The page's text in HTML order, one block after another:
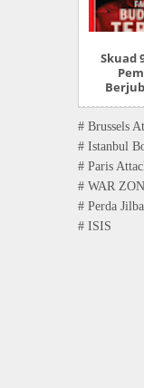
Skuad
# Brussels
# Istanbul
# Paris
# WAR
# Perda
# ISIS